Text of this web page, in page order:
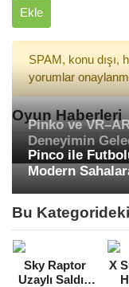
Ekle
SPAM, konu dışı,
yorumlar
Oyun Haberleri
Pinko ve
Deneyimin
Pinco ile
Modern
Bu
Sky Raptor
Uzaylı Saldırı
X